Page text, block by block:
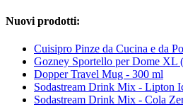
Nuovi prodotti:
Cuisipro Pinze da Cucina e da
Gozney Sportello per Dome XL
Dopper Travel Mug - 300 ml
Sodastream Drink Mix - Lipton
Sodastream Drink Mix - Cola